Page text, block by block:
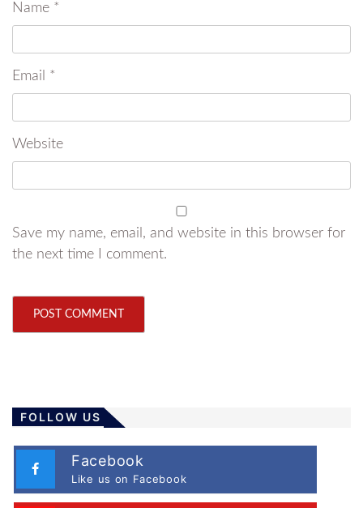
Name *
Email *
Website
Save my name, email, and website in this browser for
the next time I comment.
FOLLOW US
Facebook
Like us on Facebook